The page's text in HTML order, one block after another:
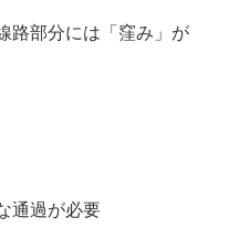
路部分には「窪み」が
通過が必要